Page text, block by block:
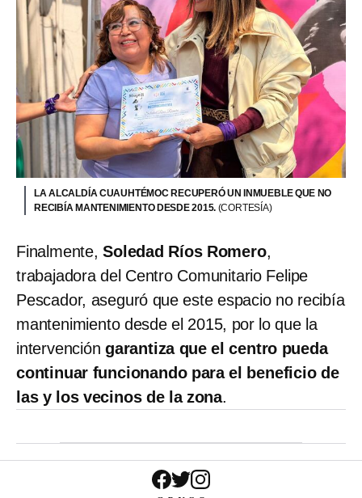
LA ALCALDÍA CUAUHTÉMOC RECUPERÓ UN INMUEBLE QUE NO
RECIBÍA MANTENIMIENTO DESDE 2015. (CORTESÍA)
Finalmente,Soledad Ríos Romero,
trabajadora del Centro Comunitario Felipe
Pescador, aseguró que este espacio no recibía
mantenimiento desde el 2015, por lo que la
intervencióngarantiza que el centro pueda
continuar funcionando para el beneficio de
las y los vecinos de la zona.